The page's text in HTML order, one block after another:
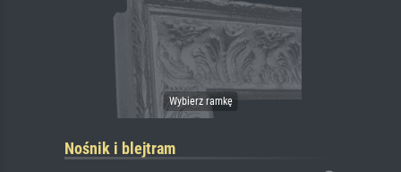
Nośnik i blejtram